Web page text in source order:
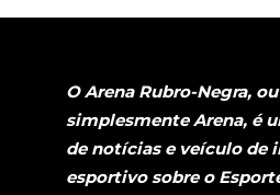
O Arena Rubro-Negra, ou
simplesmente Arena, é
de notícias e veículo de
esportivo sobre o